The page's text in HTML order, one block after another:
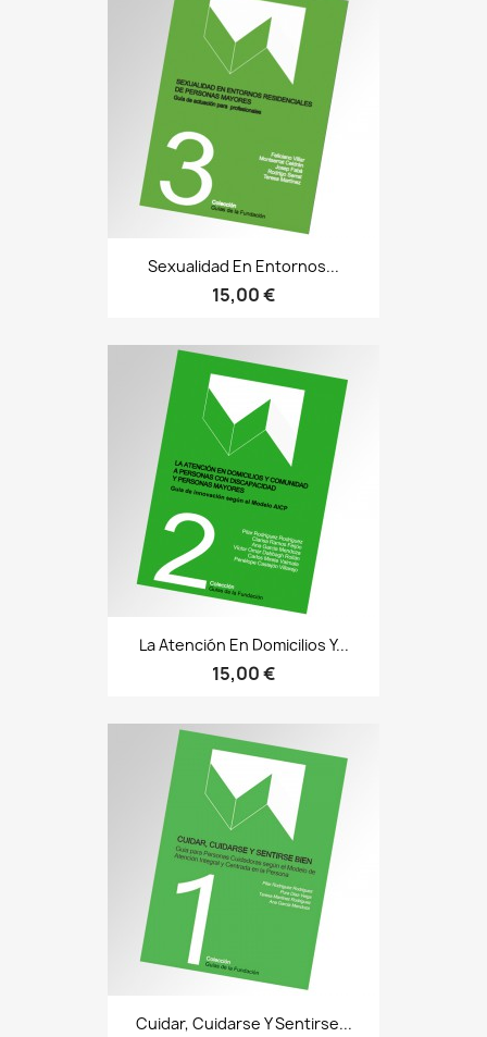
Sexualidad En Entornos...
15,00 €
La Atención En Domicilios Y...
15,00 €
Cuidar, Cuidarse Y Sentirse...